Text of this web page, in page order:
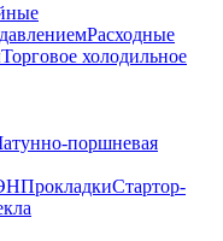
Расходные
Торговое холодильное
поршневая
ПрокладкиСтартор-